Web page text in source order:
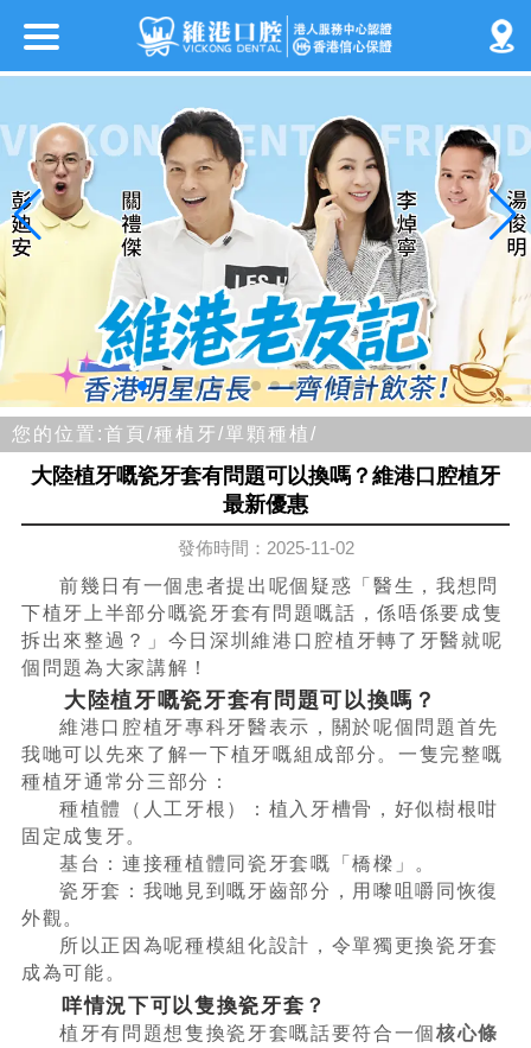
您的位置:首頁/種植牙/單顆種植/
大陸植牙嘅瓷牙套有問題可以換嗎？維港口腔植牙
最新優惠
發佈時間：2025-11-02
前幾日有一個患者提出呢個疑惑「醫生，我想問
下植牙上半部分嘅瓷牙套有問題嘅話，係唔係要成隻
拆出來整過？」今日深圳維港口腔植牙轉了牙醫就呢
個問題為大家講解！
大陸植牙嘅瓷牙套有問題可以換嗎？
維港口腔植牙專科牙醫表示，關於呢個問題首先
我哋可以先來了解一下植牙嘅組成部分。一隻完整嘅
種植牙通常分三部分：
種植體（人工牙根）：植入牙槽骨，好似樹根咁
固定成隻牙。
基台：連接種植體同瓷牙套嘅「橋樑」。
瓷牙套：我哋見到嘅牙齒部分，用嚟咀嚼同恢復
外觀。
所以正因為呢種模組化設計，令單獨更換瓷牙套
成為可能。
咩情況下可以隻換瓷牙套？
植牙有問題想隻換瓷牙套嘅話要符合一個 核心條